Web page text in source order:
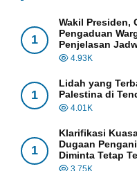
1
Wakil Presiden,
Pengaduan
Penjelasan
4.93K
1
Lidah yang
Palestina di
4.01K
1
Klarifikasi
Dugaan
Diminta Tetap
3.75K